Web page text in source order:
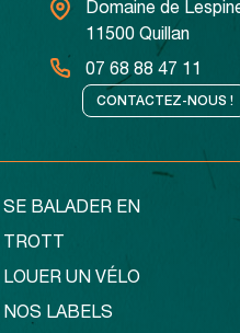
Domaine de
11500 Quillan
07 68 88 47 11
CONTACTEZ-NOUS !
SE BALADER EN
TROTT
LOUER UN VÉLO
NOS LABELS